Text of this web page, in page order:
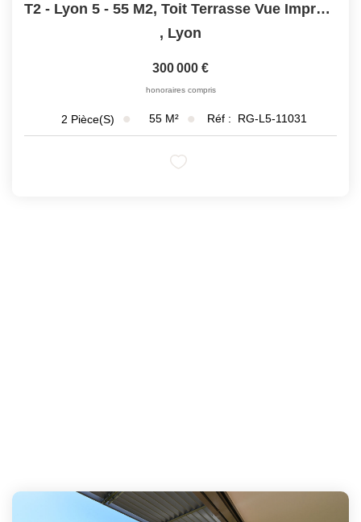
T2 - Lyon 5 - 55 M2, Toit Terrasse Vue Imprenable
, Lyon
300 000 €
honoraires compris
2 Pièce(s) 55 M² Réf : RG-L5-11031